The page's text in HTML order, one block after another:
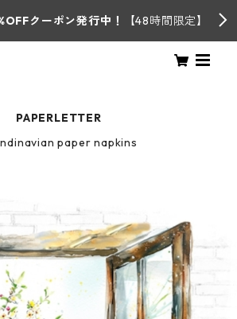
クーポン発行中！ 【48時間限定】
PAPERLETTER
paper napkins